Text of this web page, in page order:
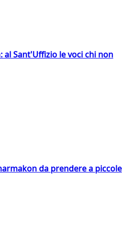
al Sant'Uffizio le voci chi non
da prendere a piccole